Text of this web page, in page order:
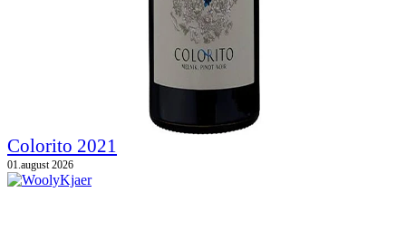
Colorito 2021
01.august 2026